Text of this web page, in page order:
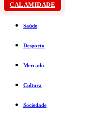
CALAMIDADE
Saúde
Desporto
Mercado
Cultura
Sociedade